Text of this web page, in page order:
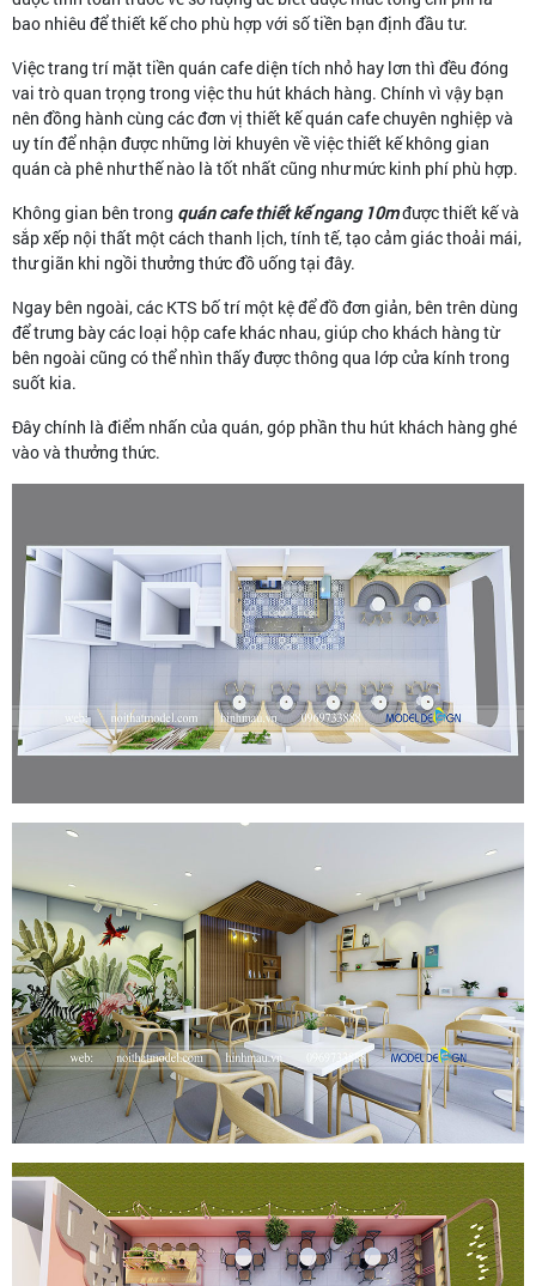
bao nhiêu để thiết kế cho phù hợp với số tiền bạn định đầu tư.
Việc trang trí mặt tiền quán cafe diện tích nhỏ hay lơn thì đều đóng
vai trò quan trọng trong việc thu hút khách hàng. Chính vì vậy bạn
nên đồng hành cùng các đơn vị thiết kế quán cafe chuyên nghiệp và
uy tín để nhận được những lời khuyên về việc thiết kế không gian
quán cà phê như thế nào là tốt nhất cũng như mức kinh phí phù hợp.
Không gian bên trong quán cafe thiết kế ngang 10mđược thiết kế và
sắp xếp nội thất một cách thanh lịch, tính tế, tạo cảm giác thoải mái,
thư giãn khi ngồi thưởng thức đồ uống tại đây.
Ngay bên ngoài, các KTS bố trí một kệ để đồ đơn giản, bên trên dùng
để trưng bày các loại hộp cafe khác nhau, giúp cho khách hàng từ
bên ngoài cũng có thể nhìn thấy được thông qua lớp cửa kính trong
suốt kia.
Đây chính là điểm nhấn của quán, góp phần thu hút khách hàng ghé
vào và thưởng thức.